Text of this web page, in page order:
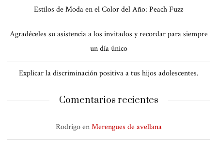
Estilos de Moda en el Color del Año: Peach Fuzz
Agradéceles su asistencia a los invitados y recordar para siempre
un día único
Explicar la discriminación positiva a tus hijos adolescentes.
Comentarios recientes
RodrigoenMerengues de avellana